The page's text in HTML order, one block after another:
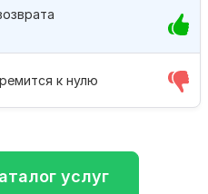
к нулю
услуг